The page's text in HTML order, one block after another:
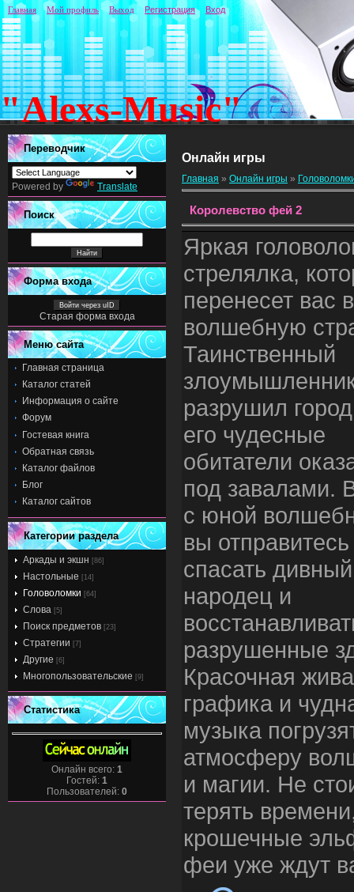
"Alexs-Music"
Главная Мой профиль Выход Регистрация Вход
Переводчик
Powered by Translate
Поиск
Форма входа
Войти через uID
Старая форма входа
Меню сайта
Главная страница
Каталог статей
Информация о сайте
Форум
Гостевая книга
Обратная связь
Каталог файлов
Блог
Каталог сайтов
Категории раздела
Аркады и экшн [86]
Настольные [14]
Головоломки [64]
Слова [5]
Поиск предметов [23]
Стратегии [7]
Другие [6]
Многопользовательские [9]
Статистика
Онлайн всего: 1
Гостей: 1
Пользователей: 0
Онлайн игры
Главная » Онлайн игры »
Королевство фей 2
Яркая
стрелялка,
перенесет вас в
волшебную
Таинственный
разрушил
его чудесные
обитатели
под завалами.
с юной
вы отправитесь
спасать дивный
народец и
разрушенные
Красочная
графика и
музыка
атмосферу
и магии. Не
терять
крошечные
феи уже ждут